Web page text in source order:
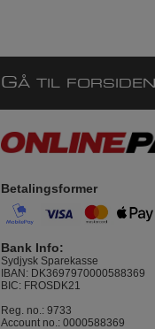
GÅ TIL FORSIDEN
Betalingsformer
Bank Info:
Sydjysk Sparekasse
IBAN: DK3697970000588369
BIC: FROSDK21
Reg. no.: 9733
Account no.: 0000588369